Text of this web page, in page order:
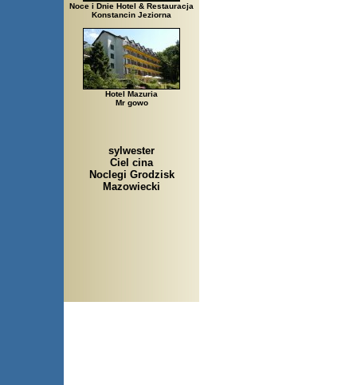
Noce i Dnie Hotel & Restauracja
Konstancin Jeziorna
Hotel Mazuria
Mr gowo
sylwester
Ciel cina
Noclegi Grodzisk
Mazowiecki